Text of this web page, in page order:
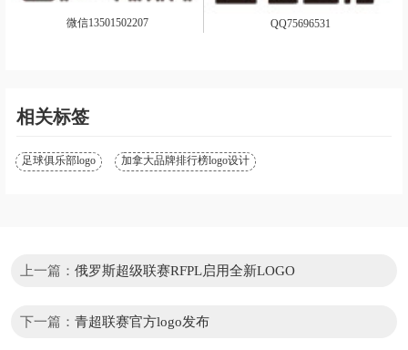
微信13501502207 QQ75696531
相关标签
足球俱乐部logo 加拿大品牌排行榜logo设计
上一篇： 俄罗斯超级联赛RFPL启用全新LOGO
下一篇： 青超联赛官方logo发布